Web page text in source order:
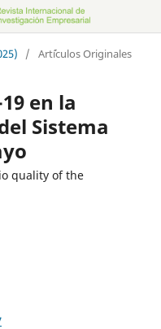
/ Art´ículos Originales
en la
Sistema
quality of the